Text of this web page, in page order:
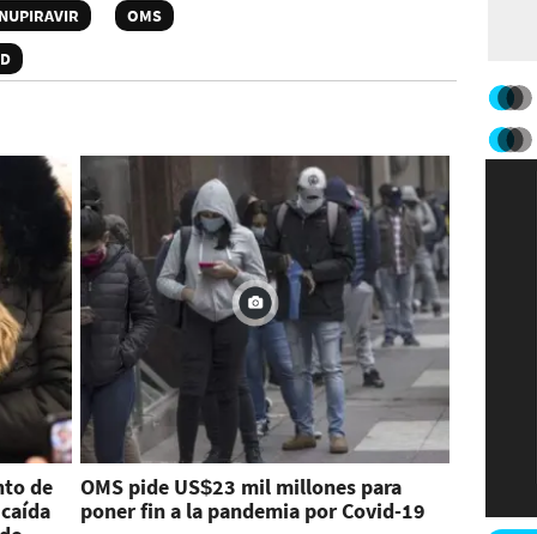
OMS
de
OMS pide US$23 mil millones para
poner fin a la pandemia por Covid-19